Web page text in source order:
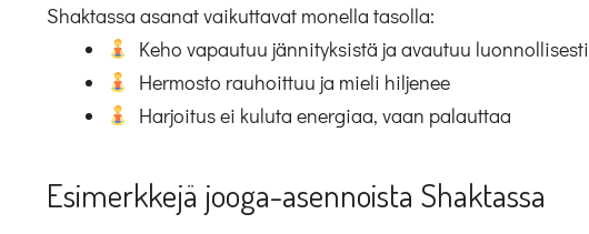
Shaktassa asanat vaikuttavat monella tasolla:
Keho vapautuu jännityksistä ja avautuu luonnollisesti
Hermosto rauhoittuu ja mieli hiljenee
Harjoitus ei kuluta energiaa, vaan palauttaa
Esimerkkejä jooga-asennoista Shaktassa